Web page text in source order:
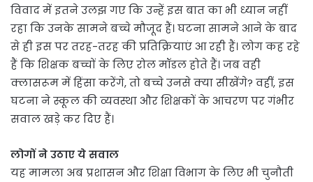
विवाद में इतने उलझ गए कि उन्हें इस बात का भी ध्यान नहीं
रहा कि उनके सामने बच्चे मौजूद हैं। घटना सामने आने के बाद
से ही इस पर तरह-तरह की प्रतिक्रियाएं आ रही हैं। लोग कह रहे
हैं कि शिक्षक बच्चों के लिए रोल मॉडल होते हैं। जब वही
क्लासरूम में हिंसा करेंगे, तो बच्चे उनसे क्या सीखेंगे? वहीं, इस
घटना ने स्कूल की व्यवस्था और शिक्षकों के आचरण पर गंभीर
सवाल खड़े कर दिए हैं।
लोगों ने उठाए ये सवाल
यह मामला अब प्रशासन और शिक्षा विभाग के लिए भी चुनौती